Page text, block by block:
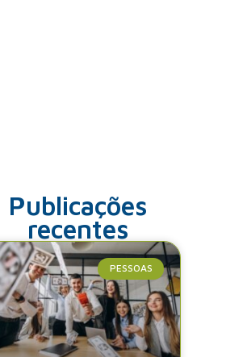
Publicações
recentes
PESSOAS